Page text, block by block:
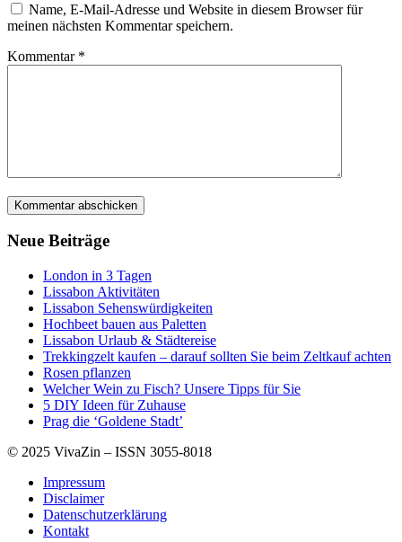
Name, E-Mail-Adresse und Website in diesem Browser für
meinen nächsten Kommentar speichern.
Kommentar *
Neue Beiträge
London in 3 Tagen
Lissabon Aktivitäten
Lissabon Sehenswürdigkeiten
Hochbeet bauen aus Paletten
Lissabon Urlaub & Städtereise
Trekkingzelt kaufen – darauf sollten Sie beim Zeltkauf achten
Rosen pflanzen
Welcher Wein zu Fisch? Unsere Tipps für Sie
5 DIY Ideen für Zuhause
Prag die ‘Goldene Stadt’
© 2025 VivaZin – ISSN 3055-8018
Impressum
Disclaimer
Datenschutzerklärung
Kontakt